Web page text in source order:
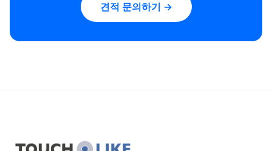
견적 문의하기 →